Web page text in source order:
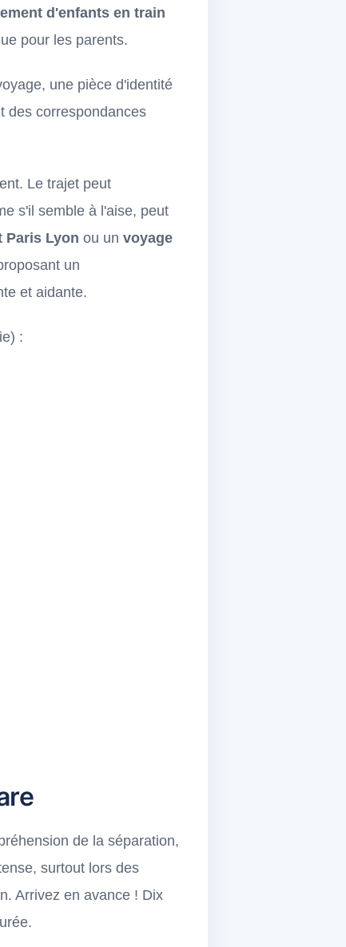
d'enfants en train
pour les parents.
une pièce d'identité
des correspondances
Le trajet peut
s'il semble à l'aise, peut
Paris Lyon ou un voyage
un
et aidante.
:
de la séparation,
surtout lors des
Arrivez en avance ! Dix